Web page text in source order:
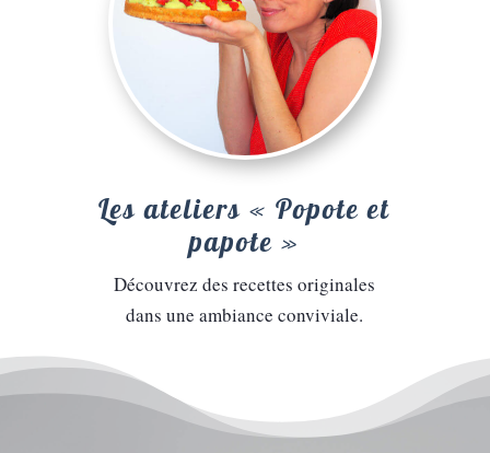
Les ateliers « Popote et
papote »
Découvrez des recettes originales
dans une ambiance conviviale.